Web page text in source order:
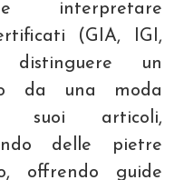
interpretare
(GIA, IGI,
un
da una moda
suoi articoli,
delle pietre
offrendo guide